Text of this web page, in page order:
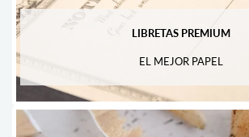
LIBRETAS PREMIUM
EL MEJOR PAPEL